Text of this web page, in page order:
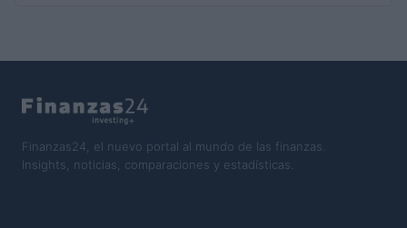
Finanzas24, el nuevo portal al mundo de las finanzas.
Insights, noticias, comparaciones y estadísticas.